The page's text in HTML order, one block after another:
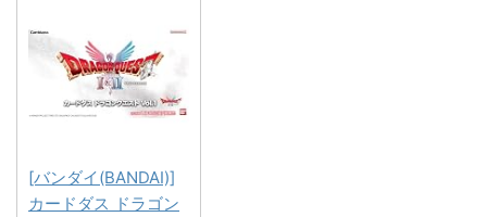
[バンダイ(BANDAI)]
カードダス ドラゴン